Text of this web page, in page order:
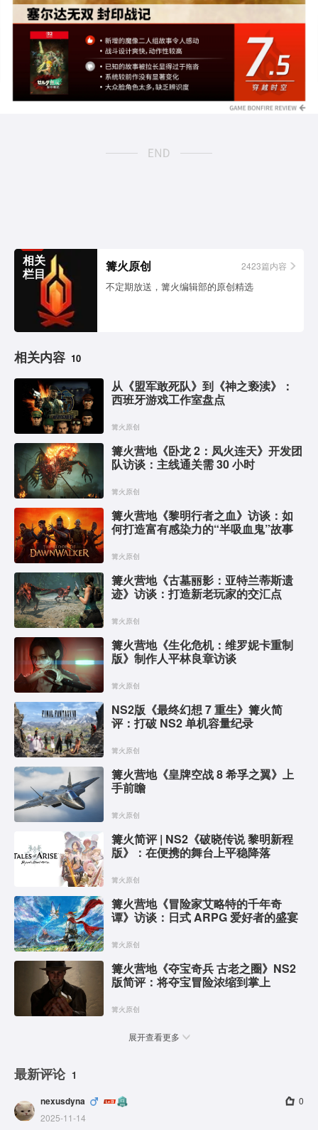
相关
栏目
篝火原创 2423篇内容
不定期放送，篝火编辑部的原创精选
相关内容 10
从《盟军敢死队》到《神之亵渎》：
西班牙游戏工作室盘点
篝火原创
篝火营地《卧龙 2：凤火连天》开发团
队访谈：主线通关需 30 小时
篝火原创
篝火营地《黎明行者之血》访谈：如
何打造富有感染力的“半吸血鬼”故事
篝火原创
篝火营地《古墓丽影：亚特兰蒂斯遗
迹》访谈：打造新老玩家的交汇点
篝火原创
篝火营地《生化危机：维罗妮卡重制
版》制作人平林良章访谈
篝火原创
NS2版《最终幻想 7 重生》篝火简
评：打破 NS2 单机容量纪录
篝火原创
篝火营地《皇牌空战 8 希孚之翼》上
手前瞻
篝火原创
篝火简评 | NS2《破晓传说 黎明新程
版》：在便携的舞台上平稳降落
篝火原创
篝火营地《冒险家艾略特的千年奇
谭》访谈：日式 ARPG 爱好者的盛宴
篝火原创
篝火营地《夺宝奇兵 古老之圈》NS2
版简评：将夺宝冒险浓缩到掌上
篝火原创
展开查看更多
最新评论 1
nexusdyna
2025-11-14
0